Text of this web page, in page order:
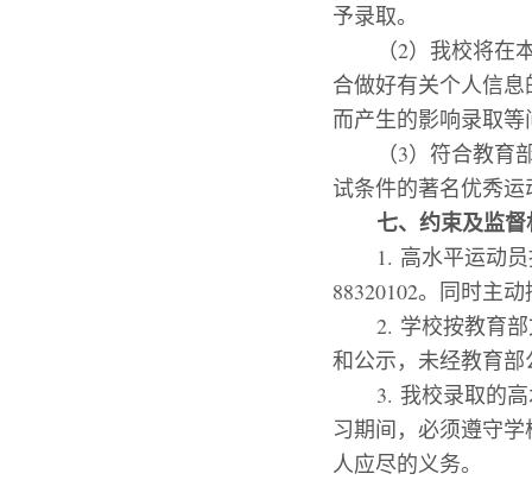
予录取。
（2） 我校将在
合做好有关个人信
而产生的影响录取
（3） 符合教育
试条件的著名优秀
七、约束及监
1. 高水平运动
88320102。同时主
2. 学校按教育
和公示，未经教育
3. 我校录取的
习期间，必须遵守
人应尽的义务。